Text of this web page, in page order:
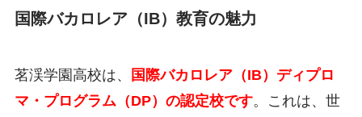
国際バカロレア（IB）教育の魅力
茗渓学園高校は、
国際バカロレア（IB）ディプロ
マ・プログラム（DP）の認定校です。これは、世